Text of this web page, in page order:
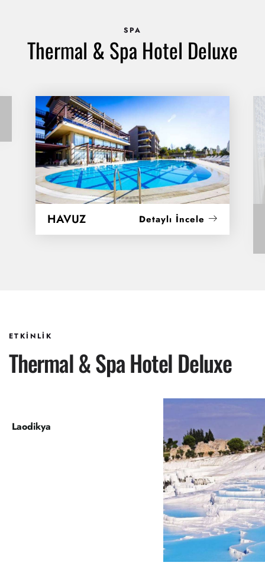
SPA
Thermal & Spa Hotel Deluxe
HAVUZ Detaylı İncele
ETKİNLİK
Thermal & Spa Hotel Deluxe
Laodikya